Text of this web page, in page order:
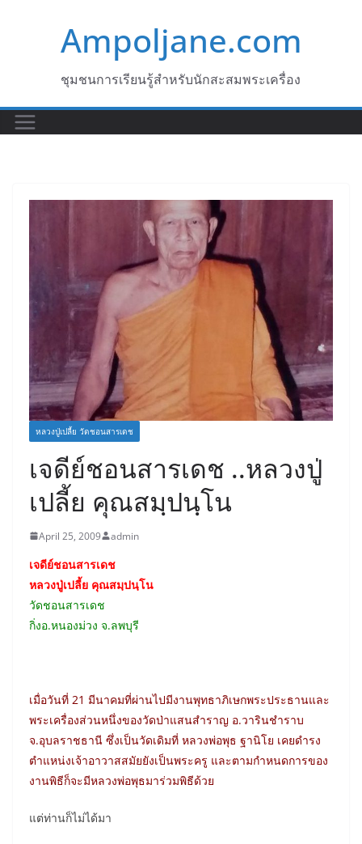
Ampoljane.com
ชุมชนการเรียนรู้สำหรับนักสะสมพระเครื่อง
หลวงปู่เปลี้ย วัดชอนสารเดช
เจดีย์ชอนสารเดช ..หลวงปู่
เปลี้ย คุณสมฺปนฺโน
April 25, 2009 admin
เจดีย์ชอนสารเดช
หลวงปู่เปลี้ย คุณสมฺปนฺโน
วัดชอนสารเดช
กิ่งอ.หนองม่วง จ.ลพบุรี
เมื่อวันที่ 21 มีนาคมที่ผ่านไปมีงานพุทธาภิเษกพระประธานและ
พระเครื่องส่วนหนึ่งของวัดป่าแสนสำราญ อ.วารินชำราบ
จ.อุบลราชธานี ซึ่งเป็นวัดเดิมที่ หลวงพ่อพุธ ฐานิโย เคยดำรง
ตำแหน่งเจ้าอาวาสสมัยยังเป็นพระครู และตามกำหนดการของ
งานพิธีก็จะมีหลวงพ่อพุธมาร่วมพิธีด้วย
แต่ท่านก็ไม่ได้มา